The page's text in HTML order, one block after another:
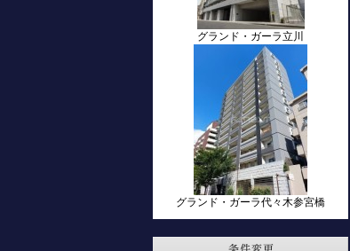
グランド・ガーラ立川
グランド・ガーラ代々木参宮橋